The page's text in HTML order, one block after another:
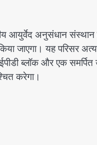
आयुर्वेद अनुसंधान
जाएगा। यह परिसर
ब्लॉक और एक समर्पित
करेगा।